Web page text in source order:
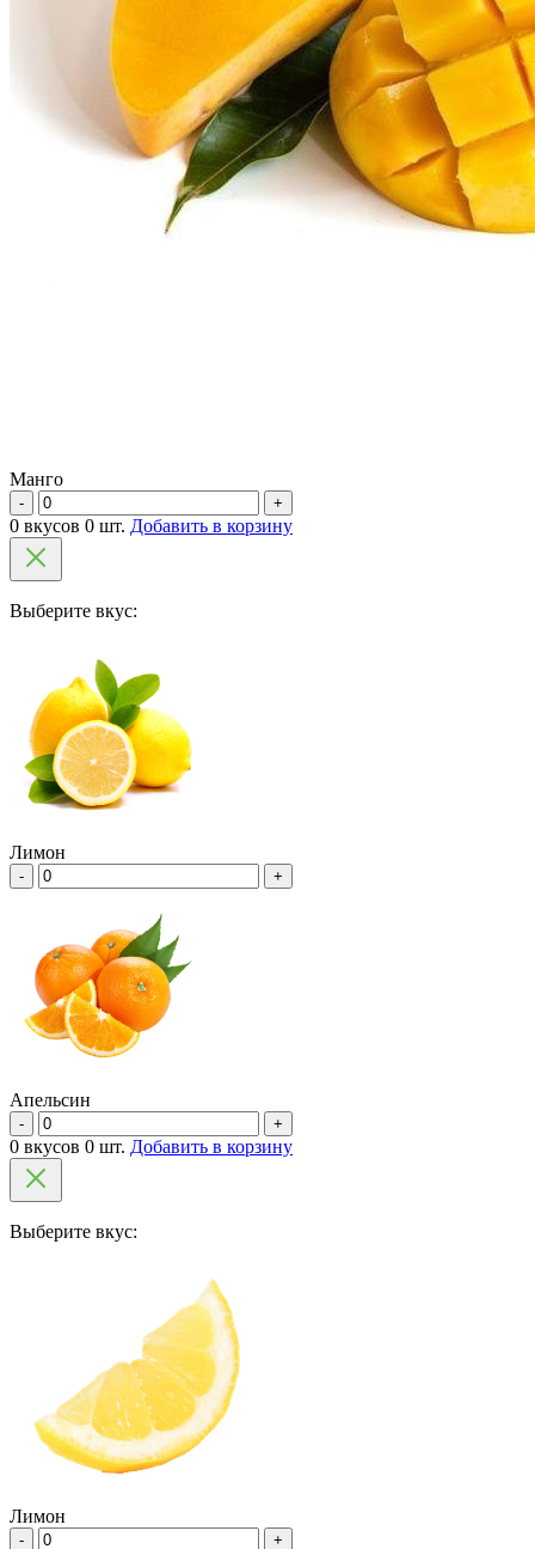
Манго
- +
0 вкусов 0 шт. Добавить в корзину
Выберите вкус:
Лимон
- +
Апельсин
- +
0 вкусов 0 шт. Добавить в корзину
Выберите вкус:
Лимон
- +